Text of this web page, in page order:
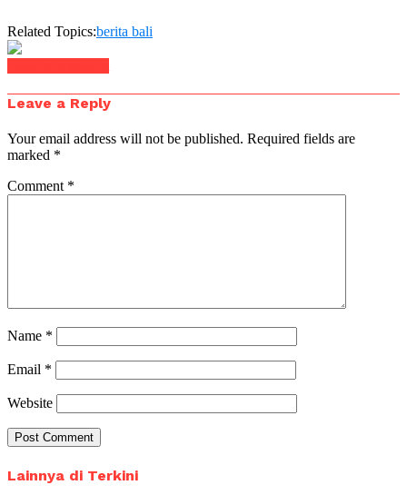
Related Topics:berita bali
Leave a Reply
Your email address will not be published. Required fields are
marked *
Comment *
Name *
Email *
Website
Lainnya di Terkini